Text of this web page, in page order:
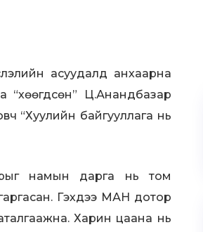
асуудалд анхаарна
“хөөгдсөн” Ц.Анандбазар
“Хуулийн байгууллага нь
намын дарга нь том
Гэхдээ МАН дотор
Харин цаана нь